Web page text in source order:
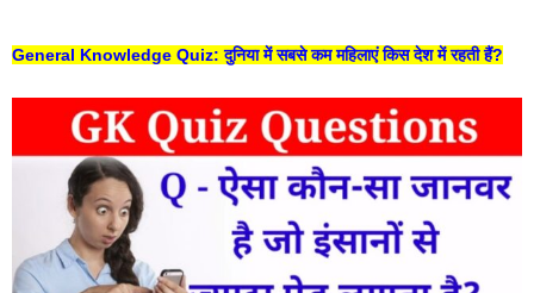
General Knowledge Quiz: दुनिया में सबसे कम महिलाएं किस देश में रहती हैं?